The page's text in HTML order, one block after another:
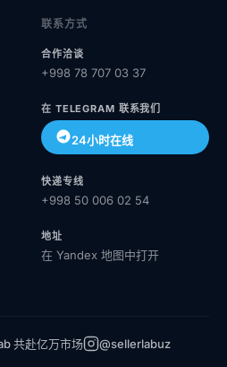
联系方式
合作洽谈
+998 78 707 03 37
在 TELEGRAM 联系我们
24小时在线
快递专线
+998 50 006 02 54
地址
在 Yandex 地图中打开
共赴亿万市场 @sellerlabuz